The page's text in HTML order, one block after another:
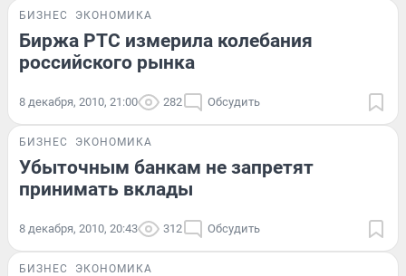
БИЗНЕС ЭКОНОМИКА
Биржа РТС измерила колебания
российского рынка
8 декабря, 2010, 21:00 282 Обсудить
БИЗНЕС ЭКОНОМИКА
Убыточным банкам не запретят
принимать вклады
8 декабря, 2010, 20:43 312 Обсудить
БИЗНЕС ЭКОНОМИКА